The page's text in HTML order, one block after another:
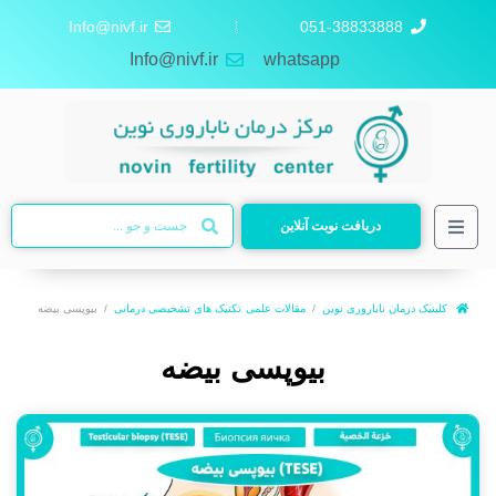
051-38833888
Info@nivf.ir
whatsapp
Info@nivf.ir
دریافت نوبت آنلاین
کلینیک درمان ناباروری نوین مقالات علمی تکنیک های تشخیصی درمانی بیوپسی بیضه
بیوپسی بیضه